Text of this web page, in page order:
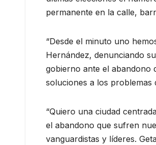
permanente en la calle,
“Desde el minuto uno
Hernández, denunciando
gobierno ante el abandono
soluciones a los problemas
“Quiero una ciudad
el abandono que sufren
vanguardistas y líderes.